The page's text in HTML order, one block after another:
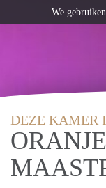
DEZE KAMER
We gebruiken